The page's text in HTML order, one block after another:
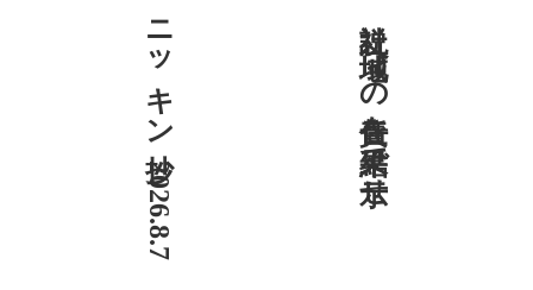
ニッキン抄 2026.8.7 社説 地域への責任を結果で示せ